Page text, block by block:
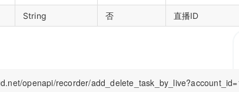
String 否 直播ID